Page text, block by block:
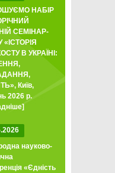
НАБІР
СЕМІНАР-
В УКРАЇНІ:
Київ,
2026 р.
науково-
«Єдність